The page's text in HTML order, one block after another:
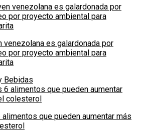
venezolana es galardonada por
por proyecto ambiental para
Bebidas
alimentos que pueden aumentar más